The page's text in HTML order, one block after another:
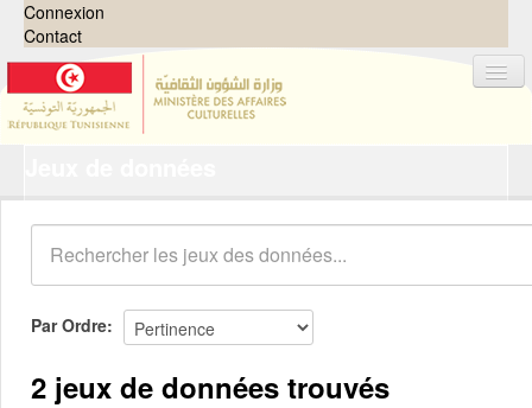
Connexion
Contact
Organisations
Groupes
Demandes 0
À propos
Par Ordre
2 jeux de données trouvés